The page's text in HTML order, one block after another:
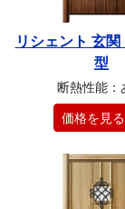
リシェント 玄
型
断熱性能：
価格を見